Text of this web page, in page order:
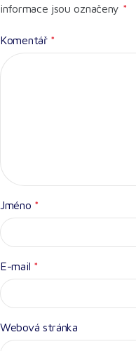
informace jsou označeny *
Komentář *
Jméno *
E-mail *
Webová stránka